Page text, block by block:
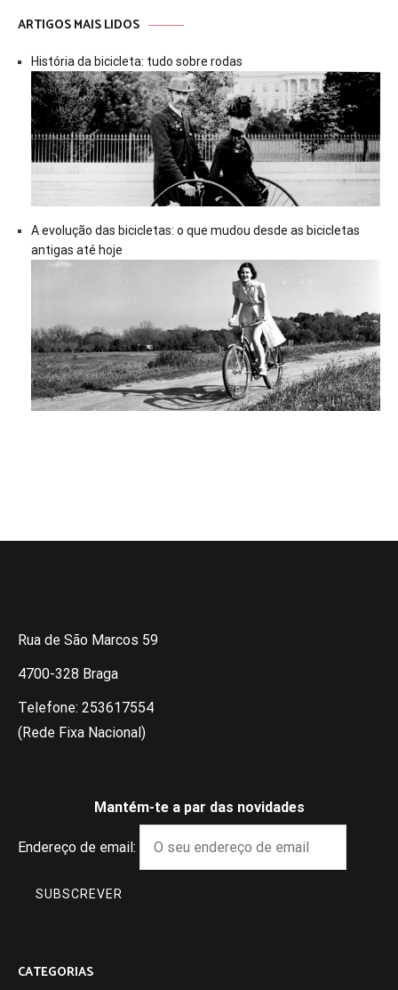
ARTIGOS MAIS LIDOS
História da bicicleta: tudo sobre rodas
A evolução das bicicletas: o que mudou desde as bicicletas
antigas até hoje
Rua de São Marcos 59
4700-328 Braga
Telefone: 253617554
(Rede Fixa Nacional)
Mantém-te a par das novidades
Endereço de email:
CATEGORIAS